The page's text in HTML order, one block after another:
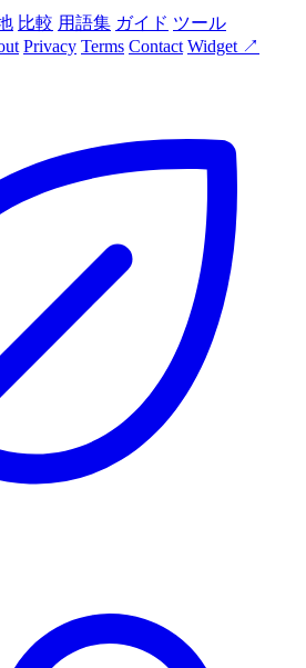
比較 用語集 ガイド ツール
Privacy Terms Contact Widget ↗